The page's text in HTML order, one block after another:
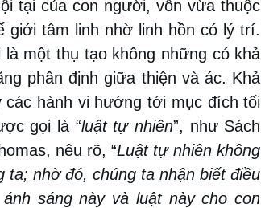
tại của con người, vốn vừa thuộc
tâm linh nhờ linh hồn có lý trí.
một thụ tạo không những có khả
phân định giữa thiện và ác. Khả
các hành vi hướng tới mục đích tối
gọi là “luật tự nhiên”, như Sách
nêu rõ, “Luật tự nhiên không
nhờ đó, chúng ta nhận biết điều
sáng này và luật này cho con